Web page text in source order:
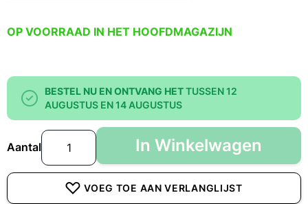
OP VOORRAAD IN HET HOOFDMAGAZIJN
BESTEL NU EN ONTVANG HETTUSSEN 12
AUGUSTUS EN 14 AUGUSTUS
Aantal In Winkelwagen
VOEG TOE AAN VERLANGLIJST